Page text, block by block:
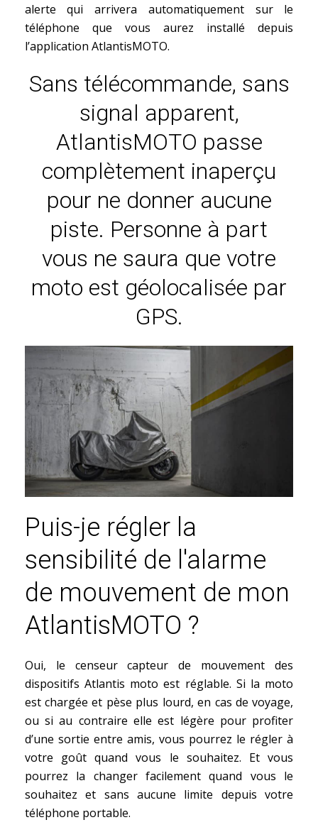
alerte qui arrivera automatiquement sur le
téléphone que vous aurez installé depuis
l’application AtlantisMOTO.
Sans télécommande, sans
signal apparent,
AtlantisMOTO passe
complètement inaperçu
pour ne donner aucune
piste. Personne à part
vous ne saura que votre
moto est géolocalisée par
GPS.
Puis-je régler la
sensibilité de l'alarme
de mouvement de mon
AtlantisMOTO ?
Oui, le censeur capteur de mouvement des
dispositifs Atlantis moto est réglable. Si la moto
est chargée et pèse plus lourd, en cas de voyage,
ou si au contraire elle est légère pour profiter
d’une sortie entre amis, vous pourrez le régler à
votre goût quand vous le souhaitez. Et vous
pourrez la changer facilement quand vous le
souhaitez et sans aucune limite depuis votre
téléphone portable.